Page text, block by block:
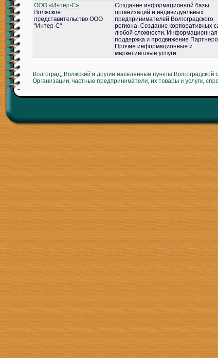
ООО «Интер-С»
Волжское
представительство ООО
"Интер-С"
Создание информационной базы
организаций и индивидуальных
предпринимателей Волгоградского
региона. Создание корпоративных
любой сложности. Информационная
поддержка и продвижение
Прочие информационные и
маркетинговые услуги.
Волгоград, Волжский и другие населенные пункты Волгоградской
Организации, частные предприниматели, их товары и услуги,